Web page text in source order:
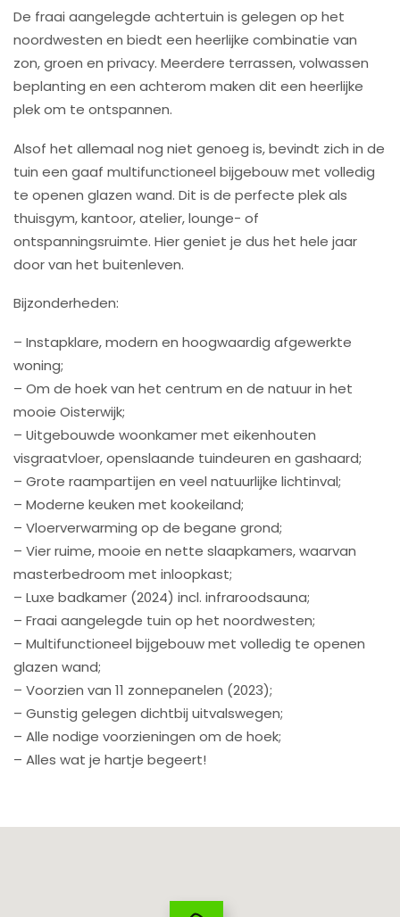
De fraai aangelegde achtertuin is gelegen op het
noordwesten en biedt een heerlijke combinatie van
zon, groen en privacy. Meerdere terrassen, volwassen
beplanting en een achterom maken dit een heerlijke
plek om te ontspannen.
Alsof het allemaal nog niet genoeg is, bevindt zich in de
tuin een gaaf multifunctioneel bijgebouw met volledig
te openen glazen wand. Dit is de perfecte plek als
thuisgym, kantoor, atelier, lounge- of
ontspanningsruimte. Hier geniet je dus het hele jaar
door van het buitenleven.
Bijzonderheden:
– Instapklare, modern en hoogwaardig afgewerkte
woning;
– Om de hoek van het centrum en de natuur in het
mooie Oisterwijk;
– Uitgebouwde woonkamer met eikenhouten
visgraatvloer, openslaande tuindeuren en gashaard;
– Grote raampartijen en veel natuurlijke lichtinval;
– Moderne keuken met kookeiland;
– Vloerverwarming op de begane grond;
– Vier ruime, mooie en nette slaapkamers, waarvan
masterbedroom met inloopkast;
– Luxe badkamer (2024) incl. infraroodsauna;
– Fraai aangelegde tuin op het noordwesten;
– Multifunctioneel bijgebouw met volledig te openen
glazen wand;
– Voorzien van 11 zonnepanelen (2023);
– Gunstig gelegen dichtbij uitvalswegen;
– Alle nodige voorzieningen om de hoek;
– Alles wat je hartje begeert!